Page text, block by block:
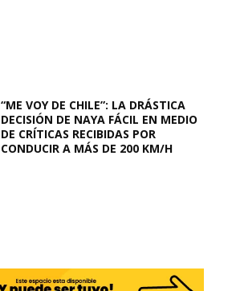
“ME VOY DE CHILE”: LA DRÁSTICA
DECISIÓN DE NAYA FÁCIL EN MEDIO
DE CRÍTICAS RECIBIDAS POR
CONDUCIR A MÁS DE 200 KM/H